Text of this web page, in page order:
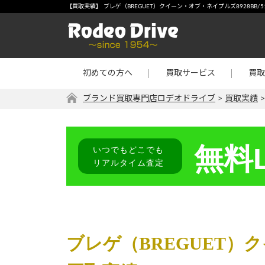
【買取実績】 ブレゲ（BREGUET）クイーン・オブ・ネイプルズ
初めての方へ 買取サービス
宅配買取
店頭買取
リターン買取 買
-【買取
その他
ブランド買取専門店ロデオドライブ > 買取実績
いつでもどこでも
リアルタイム査定
無料
ブレゲ（BREGUET）